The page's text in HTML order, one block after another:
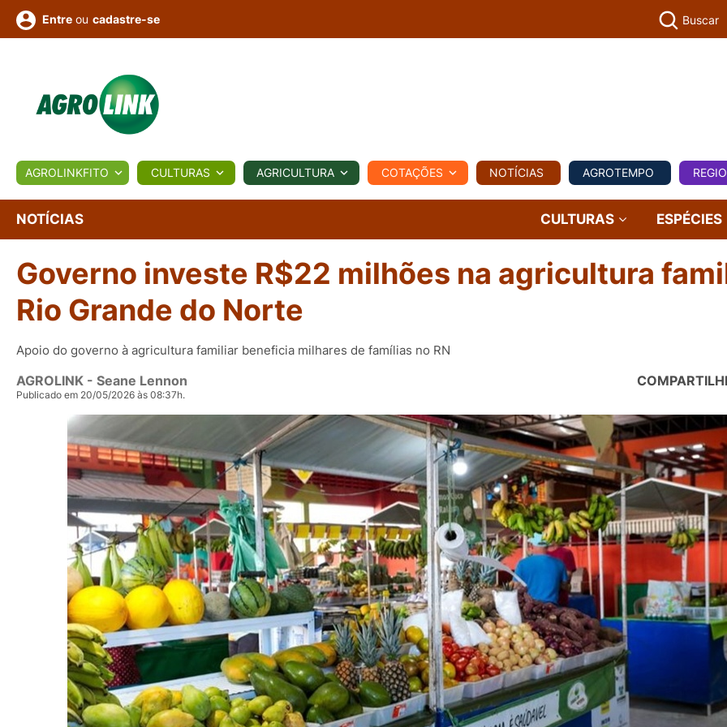
BIOLÓGICOS COTAÇÕES NOTÍCIAS AGROTEMPO REGIONAL COMERCIAL AGROVIAGENS
Conversor Colunistas Eventos
Fotos
Vídeos
Entre ou cadastre-se Buscar
AGROLINKFITO CULTURAS AGRICULTURA COTAÇÕES NOTÍCIAS AGROTEMPO
NOTÍCIAS CULTURAS ESPÉCIES
Governo investe R$22 milhões na agricultura
Rio Grande do Norte
Apoio do governo à agricultura familiar beneficia milhares de famílias no RN
AGROLINK - Seane Lennon
Publicado em 20/05/2026 às 08:37h.